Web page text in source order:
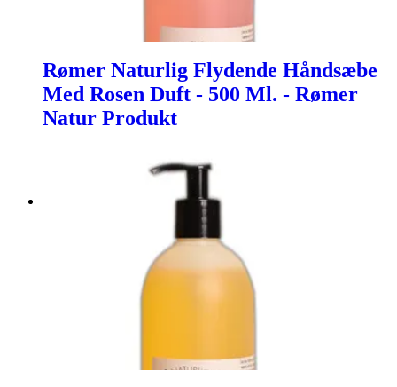
Rømer Naturlig Flydende Håndsæbe
Med Rosen Duft - 500 Ml. - Rømer
Natur Produkt